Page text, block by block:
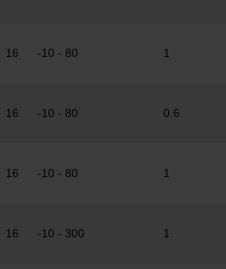
16 -10 - 80 1
16 -10 - 80 0.6
16 -10 - 80 1
16 -10 - 300 1